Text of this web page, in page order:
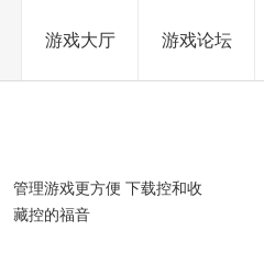
游戏大厅 游戏论坛
管理游戏更方便 下载控和收
藏控的福音